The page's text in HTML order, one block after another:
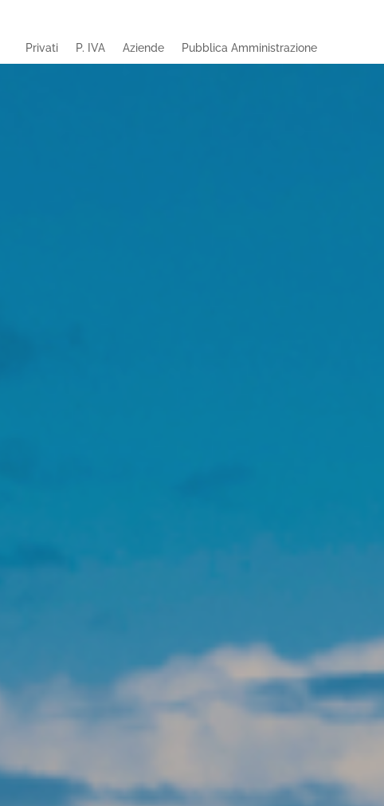
Privati P. IVA Aziende Pubblica Amministrazione